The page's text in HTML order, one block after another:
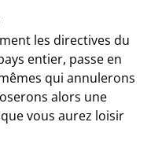
les directives du
entier, passe en
qui annulerons
alors une
vous aurez loisir